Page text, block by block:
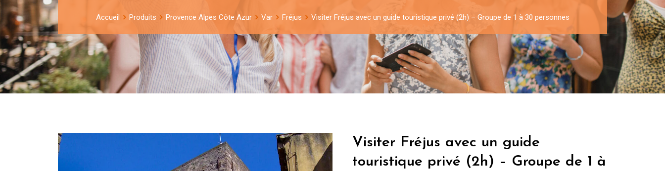
Accueil Produits Provence Alpes Côte Azur Var Fréjus Visiter Fréjus avec un guide touristique privé (2h) – Groupe de 1 à 30 personnes
Visiter Fréjus avec un guide
touristique privé (2h) – Groupe de 1 à